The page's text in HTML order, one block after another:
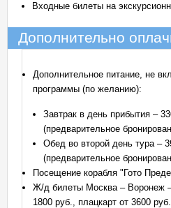
Входные билеты на
Дополнительно
Дополнительное питание, не
программы (по желанию):
Завтрак в день прибытия –
(предварительное
Обед во второй день тура –
(предварительное
Посещение корабля "Гото
Ж/д билеты Москва – Воронеж
1800 руб., плацкарт от 3600